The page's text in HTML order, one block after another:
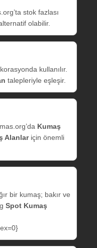
stok fazlası
olabilir.
kullanılır.
talepleriyle eşleşir.
Kumaş
Alanlariçin önemli
bir kumaş; bakır ve
Spot Kumaş